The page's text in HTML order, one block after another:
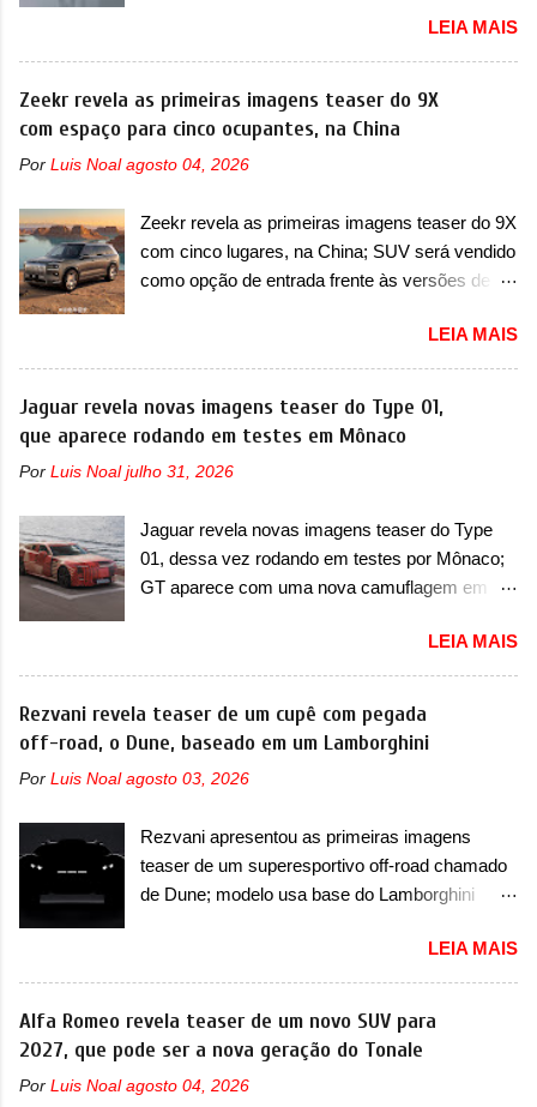
nada os primeiros consumidores). Pelas
imagens teaser, se percebe que o sedã contará
com um novo para-choque na dianteira. Ele
passa a trazer um vinco horizontal mais
destacado que atravessa toda a dianteira do
faróis. Ele ainda possui um espaço para a placa
novo abaixo do vinco e uma nova entrada de ar
de patente de uma nova minivan, na China.
Registradas no Ministério da Indústria e
Tecnologia da Informação, o MIIT, a BYD Xia é
uma nova minivan que a marca chinesa
apresentará aos consumidores chineses para
além da minivan conhecida como Song Max.
(PHEV), a nova minivan vai colocar a marca
para concorrer com uma série de outras
minivans de porte similar, visto que por lá o
várias opções). Em termos de design, a Xia se
destaca por trazer uma dianteira com faróis
retangulares e inclinados. Os faróis possuem
projetores em LED e uma parte superior com
luzes diurnas (DRL) em LED na parte superior
por meio de uma barra em LED que passa
abaixo da barra prateada que aparece na parte
sup...
LEIA MAIS
Zeekr revela as primeiras imagens teaser do 9X
com espaço para cinco ocupantes, na China
Por Luis Noal agosto 04, 2026
Zeekr revela as primeiras imagens teaser do 9X
com cinco lugares, na China; SUV será vendido
como opção de entrada frente às versões de
uma configuração mais simples para os
interessados no 9X, na China. O SUV topo de
linha da marca poderá ser vendido com uma
opção de cinco lugares, que ficará posicionada
de seis lugares, dispostos em três filas de
será vendido com uma configuração padrão, de
cinco lugares (2+3), que entrou em regime de
pré-venda na China, indicando seu lançamento
primeiras imagens do interior com a nova
configuração. A principal mudança fica por
conta da segunda fila de bancos, que perde as
poltronas individuais por bancos mais
convencionais, de três lugares. Ao mesmo
pode reclinar e nele existe dois espaços de
recarga por indução para smartphones...
LEIA MAIS
Jaguar revela novas imagens teaser do Type 01,
que aparece rodando em testes em Mônaco
Por Luis Noal julho 31, 2026
Jaguar revela novas imagens teaser do Type
01, dessa vez rodando em testes por Mônaco;
GT aparece com uma nova camuflagem em
imagens teaser do Type 01 em testes pelas
ruas de Mônaco. O modelo continua rodando
em testes e chegou no principado para o E-Prix
de Fórmula E, como apoio a equipe da Jaguar
na competição. O elétrico aproveitou para
passar por uma série de localidades da cidade-
Cassino e La Rascasse. Para ir a Mônaco, a
marca inglesa apresentou uma nova
camuflagem ao elétrico que representa uma
traços monolíticos retos e circulares. O
desenvolvimento do modelo ainda continua
acontecendo e a marca fala que, em relação ao
I-Pace (primeiro elétrico da Jaguar), o Type 01
ganhou uma série de aprimoramentos pelas
LEIA MAIS
Rezvani revela teaser de um cupê com pegada
off-road, o Dune, baseado em um Lamborghini
Por Luis Noal agosto 03, 2026
Rezvani apresentou as primeiras imagens
teaser de um superesportivo off-road chamado
de Dune; modelo usa base do Lamborghini
apresentou as primeiras imagens teaser de um
novo superesportivo que vai oferecer aos seus
consumidores. Trata-se do Dune, um cupê
superesportivo que terá uma proposta off-road
assim como outros esportivos recentemente
tiveram, como o Porsche 911 Dakar e o...
LEIA MAIS
Alfa Romeo revela teaser de um novo SUV para
2027, que pode ser a nova geração do Tonale
Por Luis Noal agosto 04, 2026